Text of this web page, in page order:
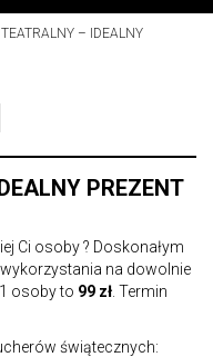
– IDEALNY
PREZENT
Ci osoby ? Doskonałym
na dowolnie
osoby to 99 zł . Termin
świątecznych: